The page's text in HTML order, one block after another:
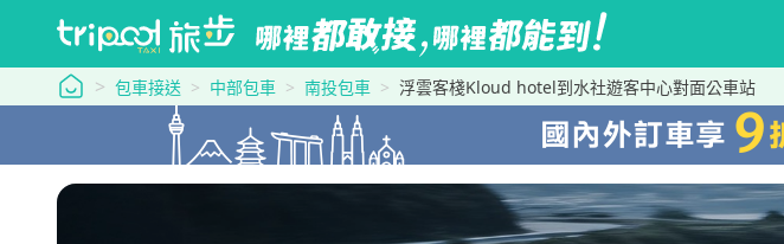
tripool 旅步
包車接送 中部包車 南投包車 浮雲客棧Kloud hotel到水社遊客中心對面公車站